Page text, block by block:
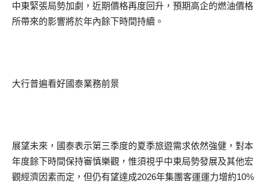
中東緊張局勢加劇，近期價格再度回升，預期高企的燃油價格
所帶來的影響將於年內餘下時間持續。
大行普遍看好國泰業務前景
展望未來，國泰表示第三季度的夏季旅遊需求依然強健，對本
年度餘下時間保持審慎樂觀，惟須視乎中東局勢發展及其他宏
觀經濟因素而定，但仍有望達成2026年集團客運運力增約10%